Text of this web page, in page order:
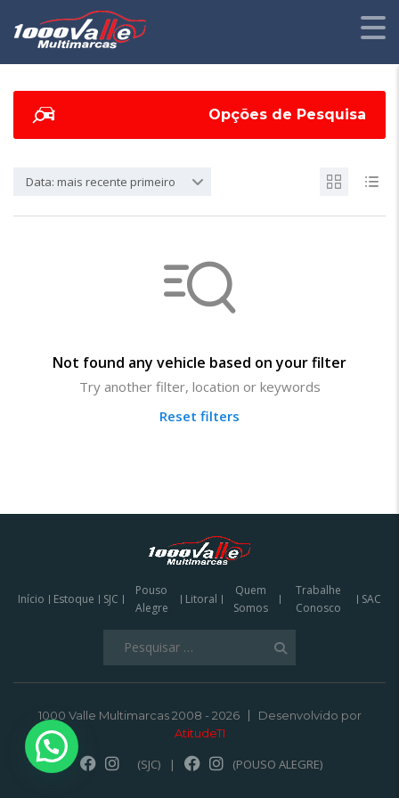
Opções de Pesquisa
Data: mais recente primeiro
Not found any vehicle based on your filter
Try another filter, location or keywords
Reset filters
Início Estoque SJC
Pouso
Alegre
Litoral
Quem
Somos
Trabalhe
Conosco
SAC
1000 Valle Multimarcas 2008 - 2026
Desenvolvido por
AtitudeTI
(SJC) | (POUSO ALEGRE)